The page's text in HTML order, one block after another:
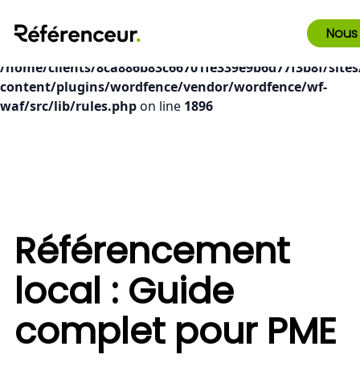
Deprecated: preg_replace(): Passing null to parameter #3
($subject) of type array|string is deprecated in
/home/clients/8ca886b83c66701fe339e9b6d77f3b8f/
content/plugins/wordfence/vendor/wordfence/wf-
waf/src/lib/rules.phpon line 1896
Référencement
local : Guide
complet pour PME